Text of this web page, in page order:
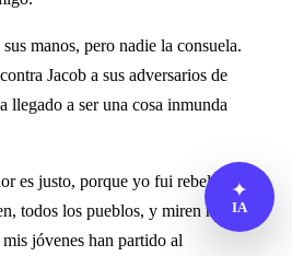
manos, pero nadie la consuela.
Jacob a sus adversarios de
llegado a ser una cosa inmunda
es justo, porque yo fui rebelde a
todos los pueblos, y miren mi
jóvenes han partido al
✦
IA